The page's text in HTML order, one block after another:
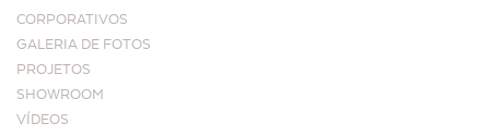
CORPORATIVOS
GALERIA DE FOTOS
PROJETOS
SHOWROOM
VÍDEOS